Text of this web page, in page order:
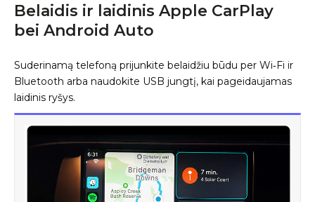
Belaidis ir laidinis Apple CarPlay
bei Android Auto
Suderinamą telefoną prijunkite belaidžiu būdu per Wi‑Fi ir
Bluetooth arba naudokite USB jungtį, kai pageidaujamas
laidinis ryšys.